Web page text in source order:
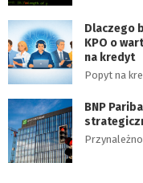
Dlaczego
KPO o
na kredyt
Popyt na
BNP